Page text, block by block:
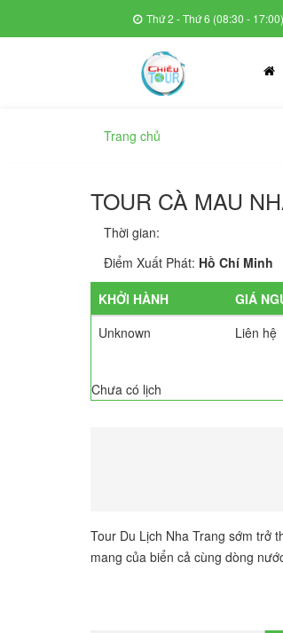
Thứ 2 - Thứ 6 (08:30 - 17:00)
Trang chủ
TOUR CÀ MAU
Thời gian:
Điểm Xuất Phát: Hồ Chí Minh
KHỞI HÀNH GIÁ
Unknown
Liên hệ
Chưa có lịch
Tour Du Lịch Nha Trang sớm trở
mang của biển cả cùng dòng